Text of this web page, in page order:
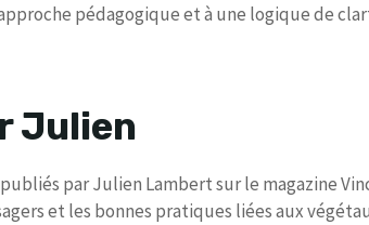
pédagogique et à une logique de
Julien
par Julien Lambert sur le magazine
et les bonnes pratiques liées aux